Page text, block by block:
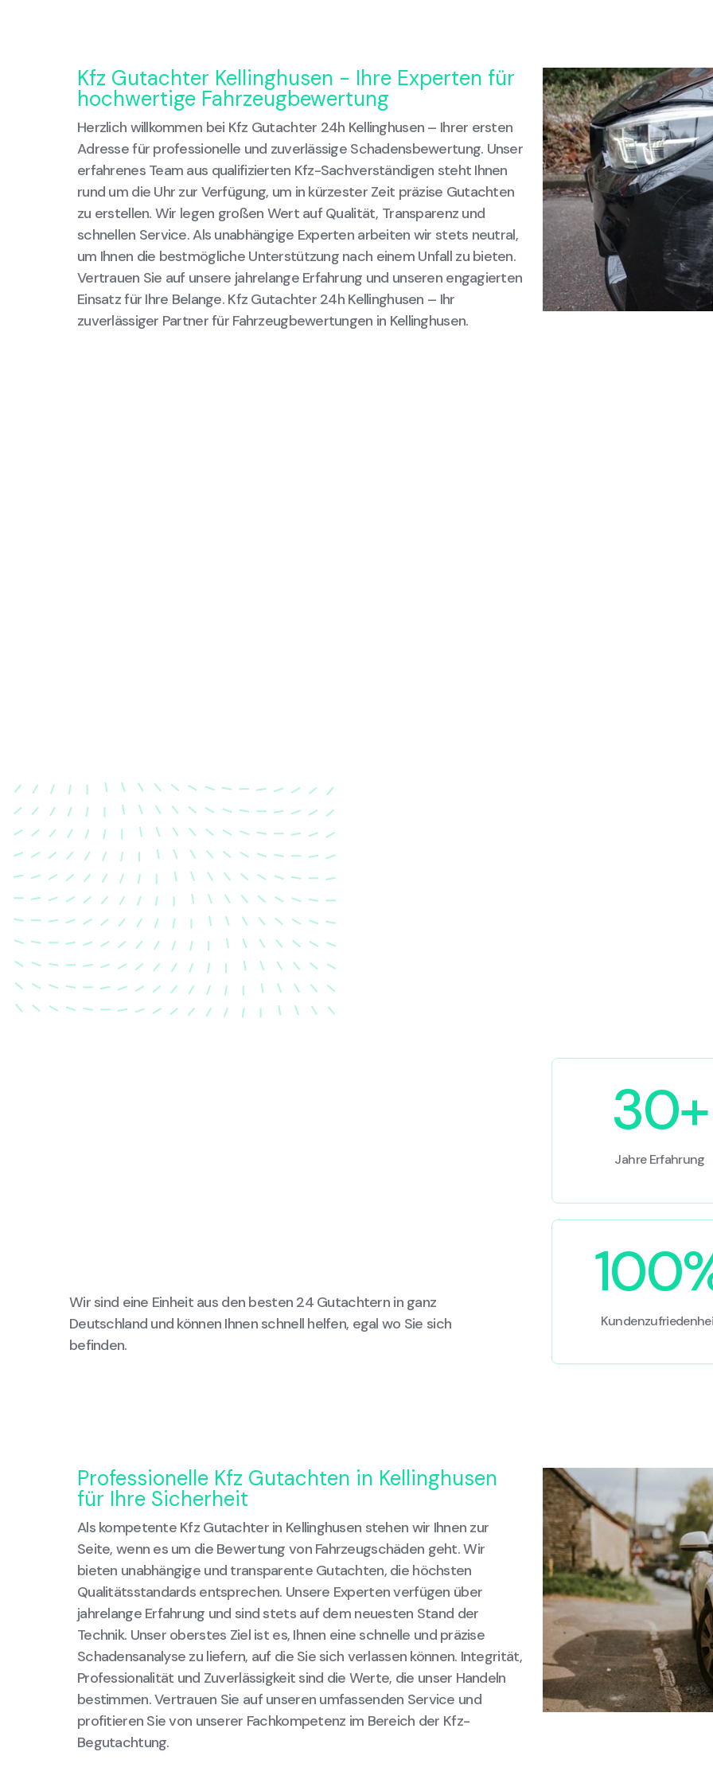
Kfz Gutachter Kellinghusen - Ihre Experten für
hochwertige Fahrzeugbewertung
Herzlich willkommen bei Kfz Gutachter 24h Kellinghusen – Ihrer ersten
Adresse für professionelle und zuverlässige Schadensbewertung. Unser
erfahrenes Team aus qualifizierten Kfz-Sachverständigen steht Ihnen
rund um die Uhr zur Verfügung, um in kürzester Zeit präzise Gutachten
zu erstellen. Wir legen großen Wert auf Qualität, Transparenz und
schnellen Service. Als unabhängige Experten arbeiten wir stets neutral,
um Ihnen die bestmögliche Unterstützung nach einem Unfall zu bieten.
Vertrauen Sie auf unsere jahrelange Erfahrung und unseren engagierten
Einsatz für Ihre Belange. Kfz Gutachter 24h Kellinghusen – Ihr
zuverlässiger Partner für Fahrzeugbewertungen in Kellinghusen.
Karosserievermessung
Unsere exakte Karosserievermessung stellt
einem Unfall wieder in ihren ursprünglichen
Zustand gebracht wird.
Wir sind eine Einheit aus den besten 24 Gutachtern in ganz
Deutschland und können Ihnen schnell helfen, egal wo Sie sich
befinden.
30+
Jahre Erfahrung
Professionelle Kfz Gutachten in Kellinghusen
für Ihre Sicherheit
Als kompetente Kfz Gutachter in Kellinghusen stehen wir Ihnen zur
Seite, wenn es um die Bewertung von Fahrzeugschäden geht. Wir
bieten unabhängige und transparente Gutachten, die höchsten
Qualitätsstandards entsprechen. Unsere Experten verfügen über
jahrelange Erfahrung und sind stets auf dem neuesten Stand der
Technik. Unser oberstes Ziel ist es, Ihnen eine schnelle und präzise
Schadensanalyse zu liefern, auf die Sie sich verlassen können. Integrität,
Professionalität und Zuverlässigkeit sind die Werte, die unser Handeln
bestimmen. Vertrauen Sie auf unseren umfassenden Service und
profitieren Sie von unserer Fachkompetenz im Bereich der Kfz-
Begutachtung.